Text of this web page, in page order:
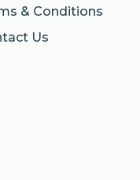
& Conditions
Us